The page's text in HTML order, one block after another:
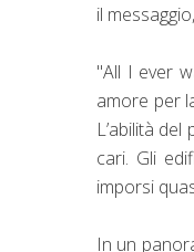
il
"All I ever
amore per
L’abilità
cari. Gli
imporsi
In un